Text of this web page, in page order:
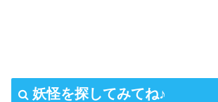
妖怪を探してみてね♪